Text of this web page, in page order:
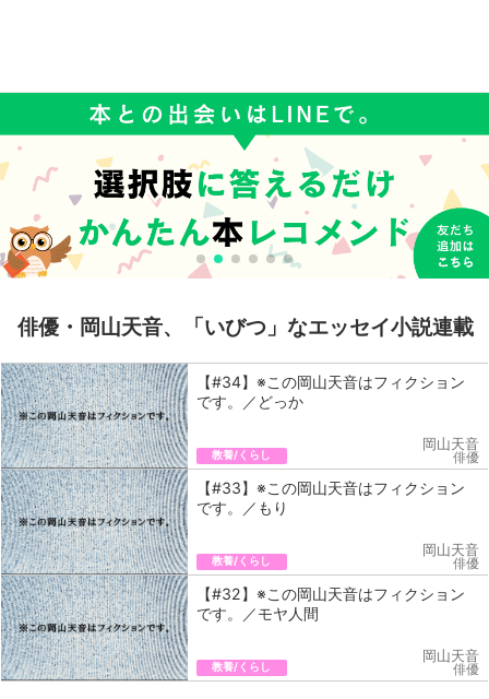
俳優・岡山天音、「いびつ」なエッセイ小説連載
【#34】※この岡山天音はフィクション
です。／どっか
教養/くらし
岡山天音
俳優
【#33】※この岡山天音はフィクション
です。／もり
教養/くらし
岡山天音
俳優
【#32】※この岡山天音はフィクション
です。／モヤ人間
教養/くらし
岡山天音
俳優